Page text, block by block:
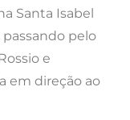
Santa Isabel
passando pelo
e
em direção ao